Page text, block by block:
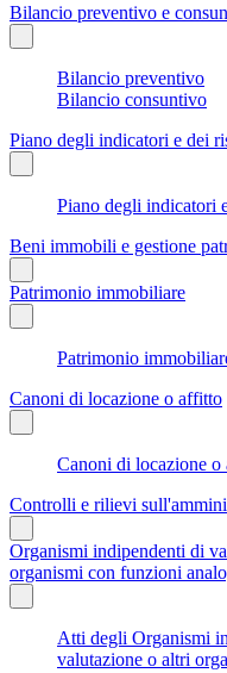
Bilancio preventivo e
Bilancio preventivo
Bilancio consuntivo
Piano degli indicatori e dei
Piano degli indicatori
Beni immobili e gestione
Patrimonio immobiliare
Patrimonio
Canoni di locazione o affitto
Canoni di locazione o
Controlli e rilievi
Organismi indipendenti di
organismi con funzioni
Atti degli Organismi
valutazione o altri